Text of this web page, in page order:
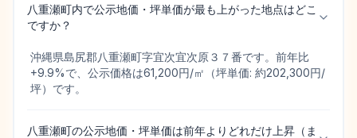
八重瀬町内で公示地価・坪単価が最も上がった地点はどこ
ですか？
沖縄県島尻郡八重瀬町字宜次宜次原３７番です。前年比
+9.9%で、公示価格は61,200円/㎡（坪単価: 約202,300円/
坪）です。
八重瀬町の公示地価・坪単価は前年よりどれだけ上昇（ま